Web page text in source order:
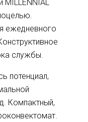
MILLENNIAL
ежедневного
службы.
потенциал,
Компактный,